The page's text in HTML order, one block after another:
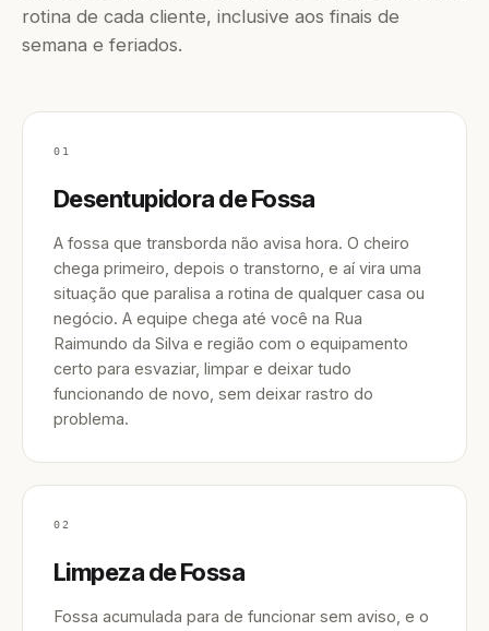
rotina de cada cliente, inclusive aos finais de
semana e feriados.
01
Desentupidora de Fossa
A fossa que transborda não avisa hora. O cheiro
chega primeiro, depois o transtorno, e aí vira uma
situação que paralisa a rotina de qualquer casa ou
negócio. A equipe chega até você na Rua
Raimundo da Silva e região com o equipamento
certo para esvaziar, limpar e deixar tudo
funcionando de novo, sem deixar rastro do
problema.
02
Limpeza de Fossa
Fossa acumulada para de funcionar sem aviso, e o